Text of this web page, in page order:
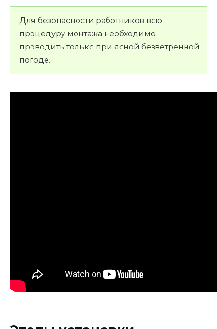
Для безопасности работников всю
процедуру монтажа необходимо
проводить только при ясной безветренной
погоде.